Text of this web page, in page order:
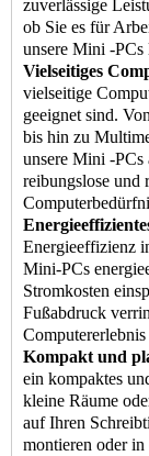
zuverlässige
ob Sie es für
unsere Mini -PCs
Vielseitiges
vielseitige
geeignet sind.
bis hin zu
unsere Mini -PCs
reibungslose und
Energieeffizienz
Mini-PCs
Stromkosten
Fußabdruck
Kompakt und
ein kompaktes
kleine Räume
auf Ihren
montieren oder